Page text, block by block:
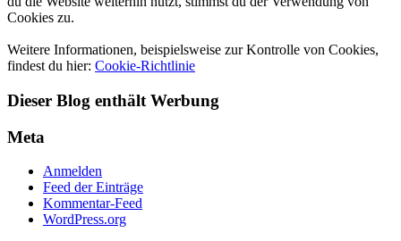
Cookies zu.
Weitere Informationen, beispielsweise zur Kontrolle von Cookies,
findest du hier: Cookie-Richtlinie
Dieser Blog enthält Werbung
Meta
Anmelden
Feed der Einträge
Kommentar-Feed
WordPress.org